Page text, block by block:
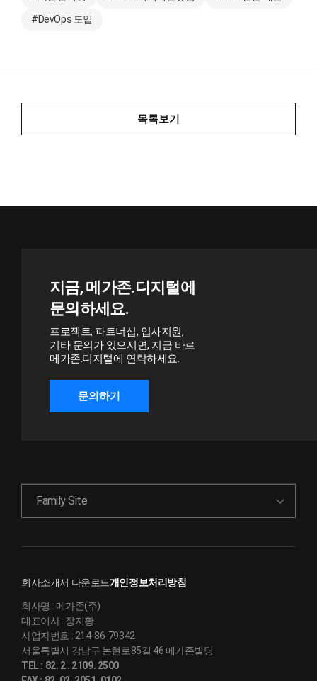
#DevOps 도입
목록보기
지금, 메가존.디지털에
문의하세요.
프로젝트, 파트너십, 입사지원,
기타 문의가 있으시면, 지금 바로
메가존.디지털에 연락하세요.
문의하기
Family Site
회사소개서 다운로드개인정보처리방침
회사명 : 메가존(주)
대표이사 : 장지황
사업자번호 : 214-86-79342
서울특별시 강남구 논현로85길 46 메가존빌딩
TEL : 82. 2 . 2109. 2500